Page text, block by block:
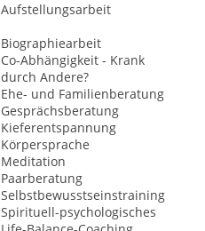
Aufstellungsarbeit
Biographiearbeit
Co-Abhängigkeit - Krank
durch Andere?
Ehe- und Familienberatung
Gesprächsberatung
Kieferentspannung
Körpersprache
Meditation
Paarberatung
Selbstbewusstseinstraining
Spirituell-psychologisches